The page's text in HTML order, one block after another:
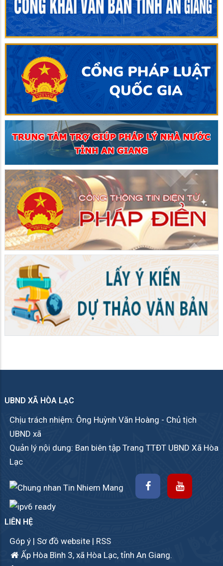
UBND XÃ HÒA LẠC
Chịu trách nhiệm: Ông Huỳnh Văn Hoàng - Chủ tịch
UBND xã
Quản lý nội dung: Ban biên tập Trang TTĐT UBND Xã Hòa
Lạc
LIÊN HỆ
Góp ý | Sơ đồ website | RSS
Ấp Hòa Bình 3, xã Hòa Lạc, tỉnh An Giang.